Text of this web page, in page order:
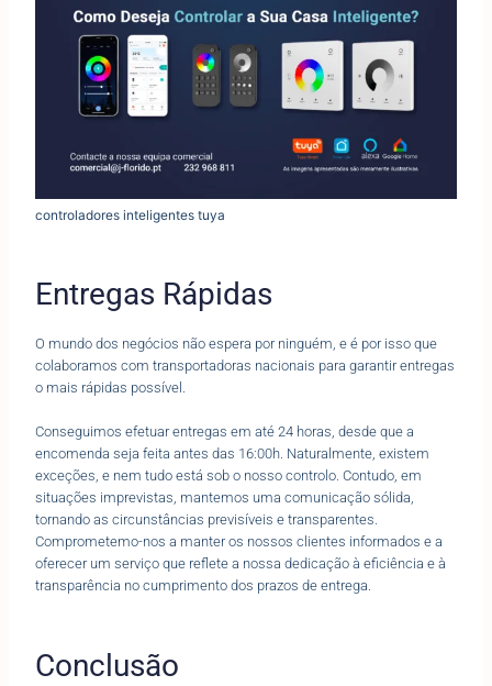
controladores inteligentes tuya
Entregas Rápidas
O mundo dos negócios não espera por ninguém, e é por isso que
colaboramos com transportadoras nacionais para garantir entregas
o mais rápidas possível.
Conseguimos efetuar entregas em até 24 horas, desde que a
encomenda seja feita antes das 16:00h. Naturalmente, existem
exceções, e nem tudo está sob o nosso controlo. Contudo, em
situações imprevistas, mantemos uma comunicação sólida,
tornando as circunstâncias previsíveis e transparentes.
Comprometemo-nos a manter os nossos clientes informados e a
oferecer um serviço que reflete a nossa dedicação à eficiência e à
transparência no cumprimento dos prazos de entrega.
Conclusão